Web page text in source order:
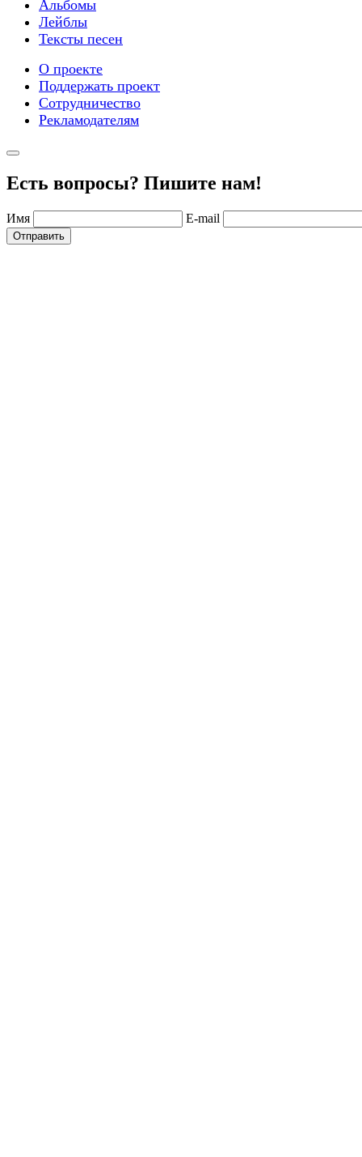
Альбомы
Лейблы
Тексты песен
О проекте
Поддержать проект
Сотрудничество
Рекламодателям
Есть вопросы? Пишите нам!
Имя E-mail